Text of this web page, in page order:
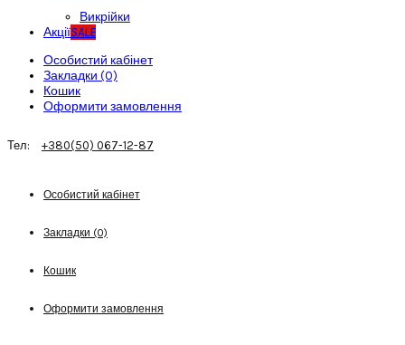
Викрійки
АкціїSALE
Особистий кабінет
Закладки (0)
Кошик
Оформити замовлення
Тел: +380(50) 067-12-87
Особистий кабінет
Закладки (0)
Кошик
Оформити замовлення